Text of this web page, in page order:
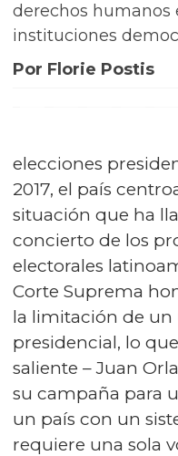
derechos humanos
instituciones
Por Florie Postis
elecciones
2017, el país
situación que ha
concierto de los
electorales
Corte Suprema
la limitación de
presidencial, lo
saliente – Juan
su campaña para
un país con un
requiere una sola